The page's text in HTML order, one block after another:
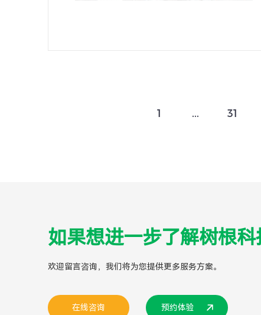
1 ... 31
如果想进一步了解树根
欢迎留言咨询，我们将为您提供更多服务方案。
在线咨询 预约体验